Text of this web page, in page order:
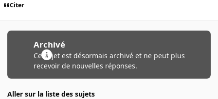
Citer
Archivé
Ce sujet est désormais archivé et ne peut plus
recevoir de nouvelles réponses.
Aller sur la liste des sujets